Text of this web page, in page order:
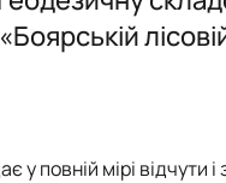
картографічні
мірі відчути і